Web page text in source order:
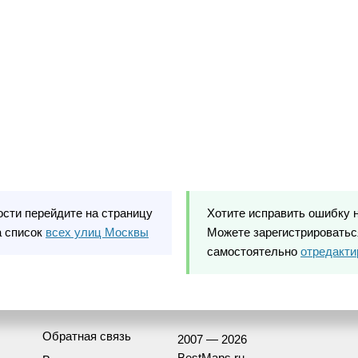
перейдите на страницу
всех улиц Москвы
Хотите исправить ошибку
Можете
самостоятельно
Обратная связь
2007 — 2026